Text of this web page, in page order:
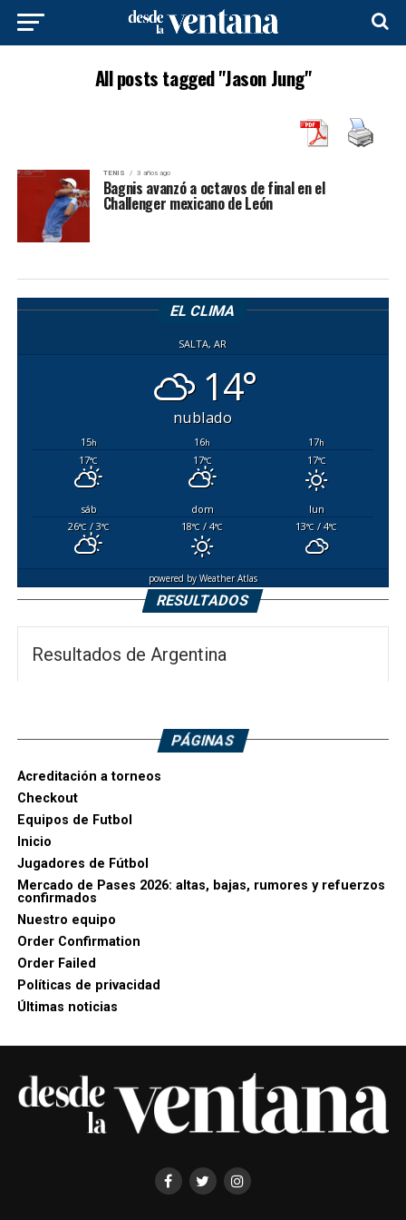
All posts tagged "Jason Jung"
TENIS 3 años ago
Bagnis avanzó a octavos de final en el
Challenger mexicano de León
EL CLIMA
SALTA, AR
14°
nublado
15h 16h 17h
17°C 17°C 17°C
sáb dom
lun
26°C/ 3°C 18°C / 4°C 13°C / 4°C
powered byWeather Atlas
RESULTADOS
Resultados de Argentina
PÁGINAS
Acreditación a torneos
Checkout
Equipos de Futbol
Inicio
Jugadores de Fútbol
Mercado de Pases 2026: altas, bajas, rumores y refuerzos
confirmados
Nuestro equipo
Order Confirmation
Order Failed
Políticas de privacidad
Últimas noticias